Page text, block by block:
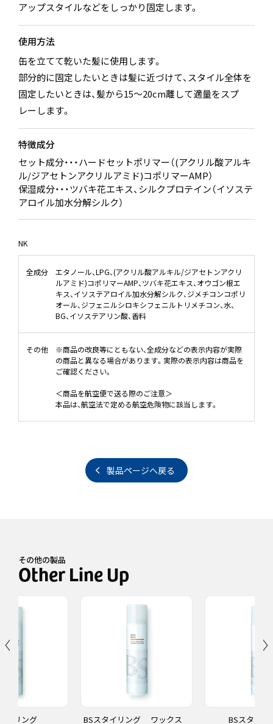
アップスタイルなどをしっかり固定します。
使用方法
缶を立てて乾いた髪に使用します。
部分的に固定したいときは髪に近づけて、スタイル全体を
固定したいときは、髪から15～20cm離して適量をスプ
レーします。
特徴成分
セット成分・・・ハードセットポリマー（(アクリル酸アルキ
ル/ジアセトンアクリルアミド)コポリマーAMP）
保湿成分・・・ツバキ花エキス、シルクプロテイン（イソステ
アロイル加水分解シルク）
NK
全成分
エタノール、LPG、(アクリル酸アルキル/ジアセトンアクリ
ルアミド)コポリマーAMP、ツバキ花エキス、オウゴン根エ
キス、イソステアロイル加水分解シルク、ジメチコンコポリ
オール、ジフェニルシロキシフェニルトリメチコン、水、
BG、イソステアリン酸、香料
その他
※商品の改良等にともない、全成分などの表示内容が実際
の商品と異なる場合があります。実際の表示内容は商品を
ご確認ください。
＜商品を航空便で送る際のご注意＞
本品は、航空法で定める航空危険物に該当します。
製品ページへ戻る
その他の製品
イリング
BSスタイリング ワックス
BSスタイ